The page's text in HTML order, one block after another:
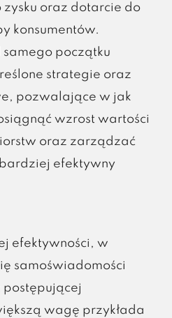
oraz dotarcie do
konsumentów.
początku
strategie oraz
pozwalające w jak
wzrost wartości
oraz zarządzać
efektywny
efektywności, w
samoświadomości
postępującej
wagę przykłada